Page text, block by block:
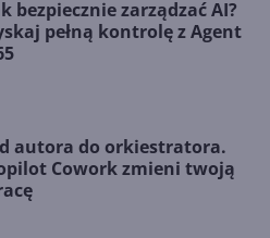
bezpiecznie zarządzać AI?
pełną kontrolę z Agent
autora do orkiestratora.
Cowork zmieni twoją